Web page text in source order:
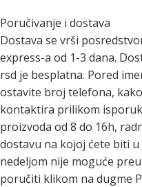
Poručivanje i dostava
Dostava se vrši
express-a od 1-3 dana.
rsd je besplatna. Pored
ostavite broj telefona,
kontaktira prilikom
proizvoda od 8 do 16h,
dostavu na kojoj ćete biti
nedeljom nije moguće
poručiti klikom na dugme